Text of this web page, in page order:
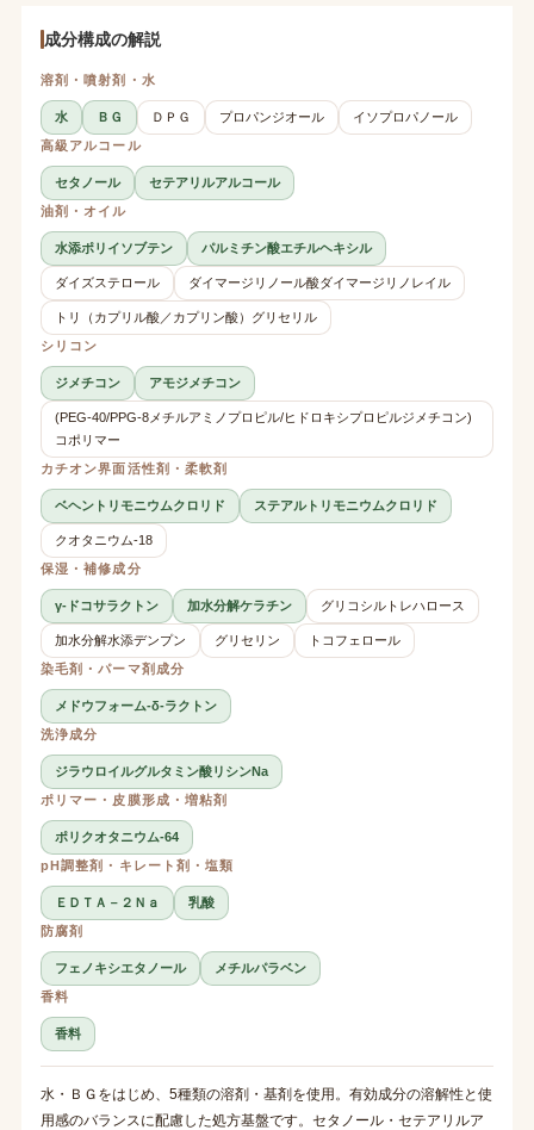
成分構成の解説
溶剤・噴射剤・水
水 ＢＧ ＤＰＧ プロパンジオール
イソプロパノール
高級アルコール
セタノール
セテアリルアルコール
油剤・オイル
水添ポリイソブテン パルミチン酸エチルヘキシル
ダイズステロール ダイマージリノール酸ダイマージリノレイル
トリ（カプリル酸／カプリン酸）グリセリル
シリコン
ジメチコン アモジメチコン
(PEG-40/PPG-8メチルアミノプロピル/ヒドロキシプロピルジメチコン)
コポリマー
カチオン界面活性剤・柔軟剤
ベヘントリモニウムクロリド ステアルトリモニウムクロリド
クオタニウム-18
保湿・補修成分
γ-ドコサラクトン 加水分解ケラチン グリコシルトレハロース
加水分解水添デンプン グリセリン
トコフェロール
染毛剤・パーマ剤成分
メドウフォーム-δ-ラクトン
洗浄成分
ジラウロイルグルタミン酸リシンNa
ポリマー・皮膜形成・増粘剤
ポリクオタニウム-64
pH調整剤・キレート剤・塩類
ＥＤＴＡ－２Ｎａ
乳酸
防腐剤
フェノキシエタノール
メチルパラベン
香料
香料
水・ＢＧをはじめ、5種類の溶剤・基剤を使用。有効成分の溶解性と使
用感のバランスに配慮した処方基盤です。セタノール・セテアリルア